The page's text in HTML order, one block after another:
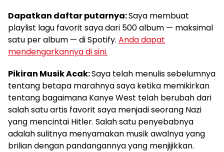
Dapatkan daftar putarnya:Saya membuat
playlist lagu favorit saya dari 500 album — maksimal
satu per album — di Spotify. Anda dapat
mendengarkannya di sini.
Pikiran Musik Acak:Saya telah menulis sebelumnya
tentang betapa marahnya saya ketika memikirkan
tentang bagaimana Kanye West telah berubah dari
salah satu artis favorit saya menjadi seorang Nazi
yang mencintai Hitler. Salah satu penyebabnya
adalah sulitnya menyamakan musik awalnya yang
brilian dengan pandangannya yang menjijikkan.